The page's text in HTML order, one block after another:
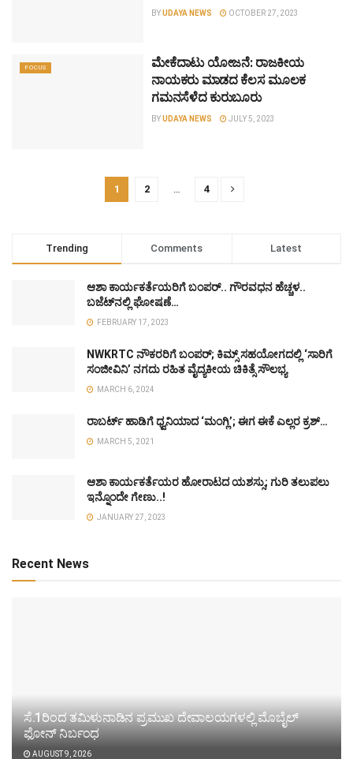
BYUDAYA NEWS OCTOBER 27, 2023
FOCUS
ಮೇಕೆದಾಟು ಯೋಜನೆ: ರಾಜಕೀಯ
ನಾಯಕರು ಮಾಡದ ಕೆಲಸ ಮೂಲಕ
ಗಮನಸೆಳೆದ ಕುರುಬೂರು
BYUDAYA NEWS JULY 5, 2023
1 2 4
Trending Comments Latest
ಆಶಾ ಕಾರ್ಯಕರ್ತೆಯರಿಗೆ ಬಂಪರ್.. ಗೌರವಧನ ಹೆಚ್ಚಳ..
ಬಜೆಟ್‌ನಲ್ಲಿ ಘೋಷಣೆ…
FEBRUARY 17, 2023
NWKRTC ನೌಕರರಿಗೆ ಬಂಪರ್; ಕಿಮ್ಸ್ ಸಹಯೋಗದಲ್ಲಿ ‘ಸಾರಿಗೆ
ಸಂಜೀವಿನಿ’ ನಗದು ರಹಿತ ವೈದ್ಯಕೀಯ ಚಿಕಿತ್ಸೆ ಸೌಲಭ್ಯ
MARCH 6, 2024
ರಾಬರ್ಟ್ ಹಾಡಿಗೆ ಧ್ವನಿಯಾದ ‘ಮಂಗ್ಲಿ’; ಈಗ ಈಕೆ ಎಲ್ಲರ ಕ್ರಶ್…
MARCH 5, 2021
ಆಶಾ ಕಾರ್ಯಕರ್ತೆಯರ ಹೋರಾಟದ ಯಶಸ್ಸು; ಗುರಿ ತಲುಪಲು
ಇನ್ನೊಂದೇ ಗೇಣು..!
JANUARY 27, 2023
Recent News
ಸೆ.1ರಿಂದ ತಮಿಳುನಾಡಿನ ಪ್ರಮುಖ ದೇವಾಲಯಗಳಲ್ಲಿ ಮೊಬೈಲ್
ಫೋನ್ ನಿರ್ಬಂಧ
AUGUST 9, 2026